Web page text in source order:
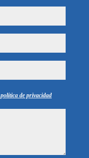
política de privacidad